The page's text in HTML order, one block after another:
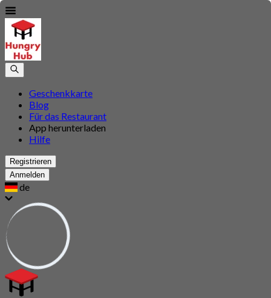
Geschenkkarte
Blog
Für das Restaurant
App herunterladen
Hilfe
Registrieren
Anmelden
de